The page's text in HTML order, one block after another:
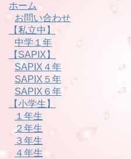
ホーム
お問い合わせ
【私立中】
中学１年
【SAPIX】
SAPIX４年
SAPIX５年
SAPIX６年
【小学生】
１年生
２年生
３年生
４年生